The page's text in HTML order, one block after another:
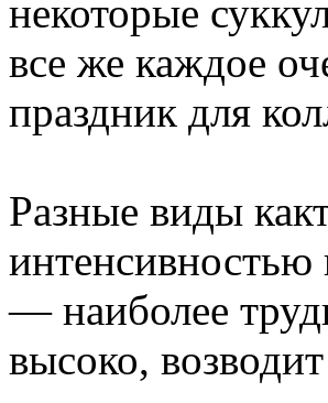
некоторые
все же каждое
праздник для
Разные виды
интенсивностью
— наиболее
высоко,